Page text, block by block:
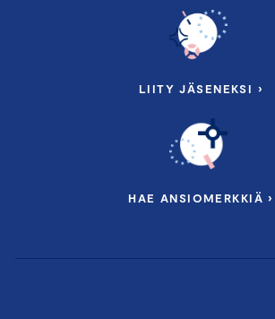
LIITY JÄSENEKSI ›
HAE ANSIOMERKKIÄ ›